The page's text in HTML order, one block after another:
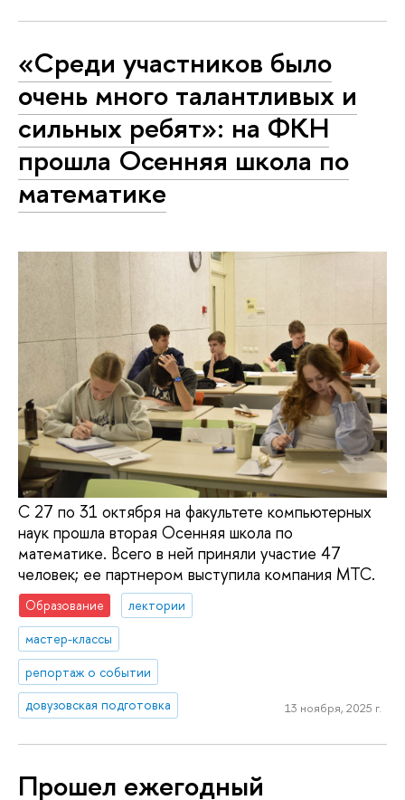
«Среди участников было
очень много талантливых и
сильных ребят»: на ФКН
прошла Осенняя школа по
математике
С 27 по 31 октября на факультете компьютерных
наук прошла вторая Осенняя школа по
математике. Всего в ней приняли участие 47
человек; ее партнером выступила компания МТС.
Образование
лектории
мастер-классы
репортаж о событии
довузовская подготовка
13 ноября, 2025 г.
Прошел ежегодный